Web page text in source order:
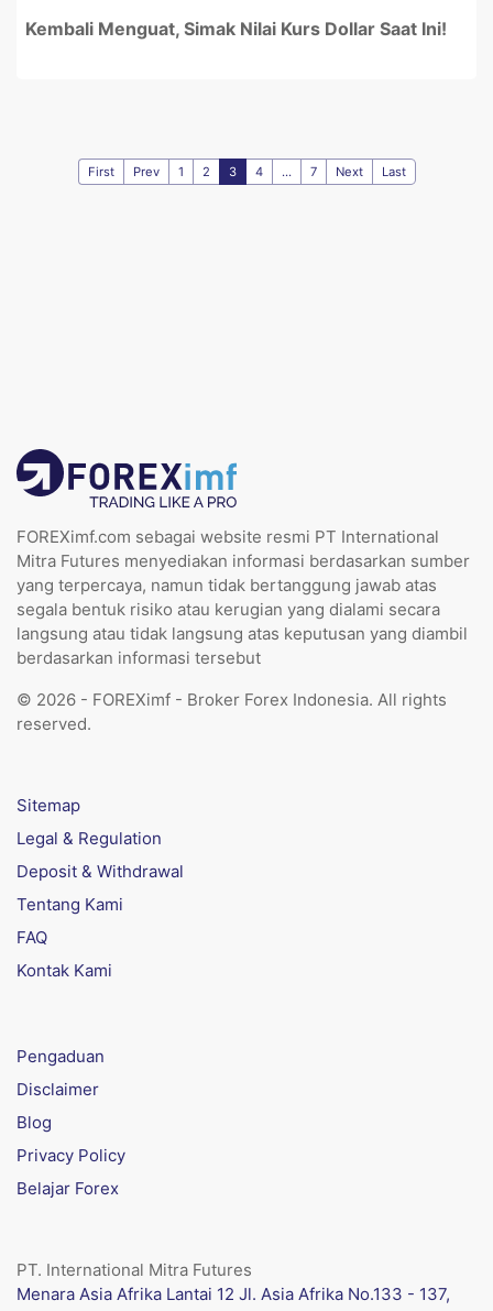
Kembali Menguat, Simak Nilai Kurs Dollar Saat Ini!
First Prev 1 2 3 4 ... 7 Next Last
FOREXimf.com sebagai website resmi PT International
Mitra Futures menyediakan informasi berdasarkan sumber
yang terpercaya, namun tidak bertanggung jawab atas
segala bentuk risiko atau kerugian yang dialami secara
langsung atau tidak langsung atas keputusan yang diambil
berdasarkan informasi tersebut
© 2026 - FOREXimf - Broker Forex Indonesia. All rights
reserved.
Sitemap
Legal & Regulation
Deposit & Withdrawal
Tentang Kami
FAQ
Kontak Kami
Pengaduan
Disclaimer
Blog
Privacy Policy
Belajar Forex
PT. International Mitra Futures
Menara Asia Afrika Lantai 12 Jl. Asia Afrika No.133 - 137,